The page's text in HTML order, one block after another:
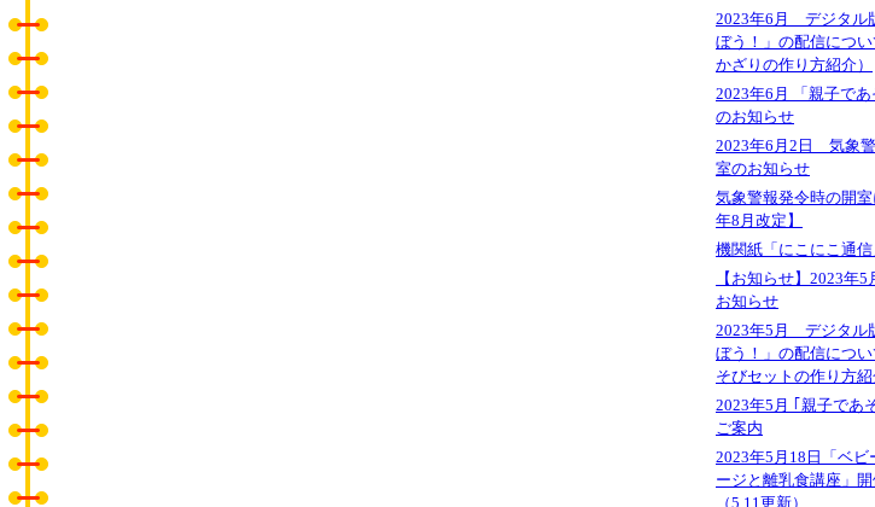
2023年6月 デジタル
ぼう！」の配信につ
かざりの作り方紹介）
2023年6月 「親子で
のお知らせ
2023年6月2日 気象
室のお知らせ
気象警報発令時の開
年8月改定】
機関紙「にこにこ通
【お知らせ】2023年
お知らせ
2023年5月 デジタル
ぼう！」の配信につ
そびセットの作り方紹
2023年5月 ｢親子であ
ご案内
2023年5月18日「ベビ
ージと離乳食講座」
（5.11更新）